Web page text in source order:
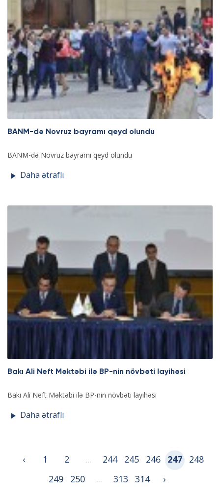
BANM-də Novruz bayramı qeyd olundu
BANM-də Novruz bayramı qeyd olundu
Daha ətraflı
Bakı Ali Neft Məktəbi ilə BP-nin növbəti layihəsi
Bakı Ali Neft Məktəbi ilə BP-nin növbəti layihəsi
Daha ətraflı
‹ 1 2 ... 244 245 246 247 248
249 250 ... 313 314 ›